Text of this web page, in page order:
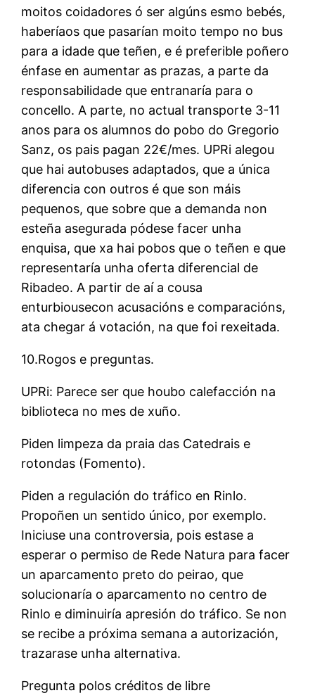
moitos coidadores ó ser algúns esmo bebés,
haberíaos que pasarían moito tempo no bus
para a idade que teñen, e é preferible poñero
énfase en aumentar as prazas, a parte da
responsabilidade que entranaría para o
concello. A parte, no actual transporte 3-11
anos para os alumnos do pobo do Gregorio
Sanz, os pais pagan 22€/mes. UPRi alegou
que hai autobuses adaptados, que a única
diferencia con outros é que son máis
pequenos, que sobre que a demanda non
esteña asegurada pódese facer unha
enquisa, que xa hai pobos que o teñen e que
representaría unha oferta diferencial de
Ribadeo. A partir de aí a cousa
enturbiousecon acusacións e comparacións,
ata chegar á votación, na que foi rexeitada.
10.Rogos e preguntas.
UPRi: Parece ser que houbo calefacción na
biblioteca no mes de xuño.
Piden limpeza da praia das Catedrais e
rotondas (Fomento).
Piden a regulación do tráfico en Rinlo.
Propoñen un sentido único, por exemplo.
Iniciuse una controversia, pois estase a
esperar o permiso de Rede Natura para facer
un aparcamento preto do peirao, que
solucionaría o aparcamento no centro de
Rinlo e diminuiría apresión do tráfico. Se non
se recibe a próxima semana a autorización,
trazarase unha alternativa.
Pregunta polos créditos de libre